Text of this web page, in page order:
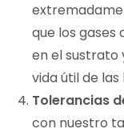
que los
en el sustrato
vida útil de las
Tolerancias
con nuestro